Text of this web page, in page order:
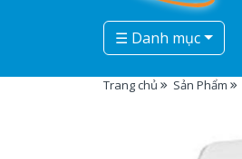
☰ Danh mục
Trang chủ Sản Phẩm